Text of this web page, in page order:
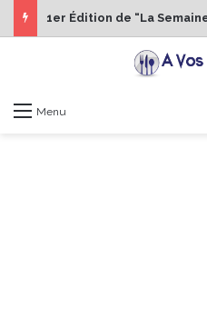
Menu